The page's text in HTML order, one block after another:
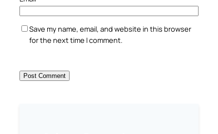
Save my name, email, and website in this browser
for the next time I comment.